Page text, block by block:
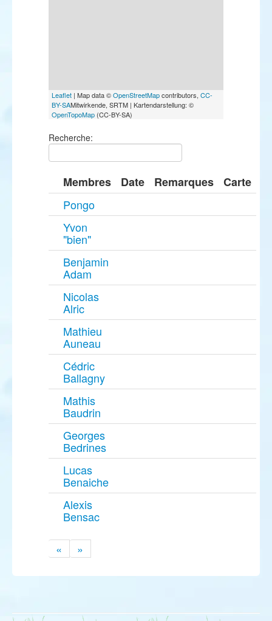
Leaflet | Map data ©OpenStreetMapcontributors, CC-
BY-SAMitwirkende, SRTM | Kartendarstellung: ©
OpenTopoMap (CC-BY-SA)
Recherche:
Membres Date Remarques
Carte
Pongo
Yvon
"bien"
Benjamin
Adam
Nicolas
Alric
Mathieu
Auneau
Cédric
Ballagny
Mathis
Baudrin
Georges
Bedrines
Lucas
Benaiche
Alexis
Bensac
« »